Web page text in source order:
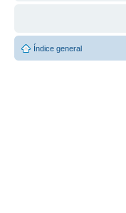
Índice general